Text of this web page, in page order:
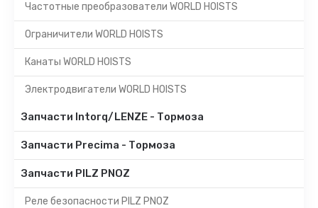
Частотные преобразователи WORLD HOISTS
Ограничители WORLD HOISTS
Канаты WORLD HOISTS
Электродвигатели WORLD HOISTS
Запчасти Intorq/LENZE - Тормоза
Запчасти Precima - Тормоза
Запчасти PILZ PNOZ
Реле безопасности PILZ PNOZ